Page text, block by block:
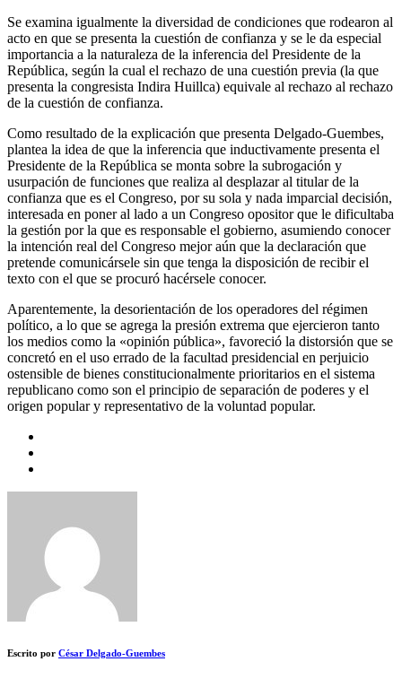
Se examina igualmente la diversidad de condiciones que rodearon al
acto en que se presenta la cuestión de confianza y se le da especial
importancia a la naturaleza de la inferencia del Presidente de la
República, según la cual el rechazo de una cuestión previa (la que
presenta la congresista Indira Huillca) equivale al rechazo al rechazo
de la cuestión de confianza.
Como resultado de la explicación que presenta Delgado-Guembes,
plantea la idea de que la inferencia que inductivamente presenta el
Presidente de la República se monta sobre la subrogación y
usurpación de funciones que realiza al desplazar al titular de la
confianza que es el Congreso, por su sola y nada imparcial decisión,
interesada en poner al lado a un Congreso opositor que le dificultaba
la gestión por la que es responsable el gobierno, asumiendo conocer
la intención real del Congreso mejor aún que la declaración que
pretende comunicársele sin que tenga la disposición de recibir el
texto con el que se procuró hacérsele conocer.
Aparentemente, la desorientación de los operadores del régimen
político, a lo que se agrega la presión extrema que ejercieron tanto
los medios como la «opinión pública», favoreció la distorsión que se
concretó en el uso errado de la facultad presidencial en perjuicio
ostensible de bienes constitucionalmente prioritarios en el sistema
republicano como son el principio de separación de poderes y el
origen popular y representativo de la voluntad popular.
Escrito por César Delgado-Guembes